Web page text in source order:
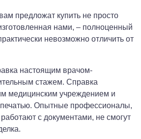
предложат купить не просто
нами, – полноценный
невозможно отличить от
настоящим врачом-
стажем. Справка
медицинским учреждением и
печатью. Опытные профессионалы,
с документами, не смогут